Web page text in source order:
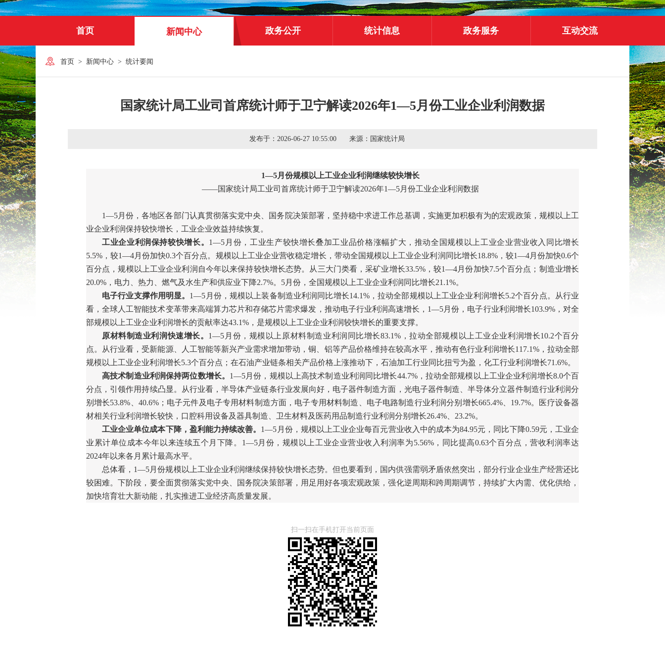
首页 新闻中心 政务公开 统计信息 政务服务 互动交流
首页 > 新闻中心 > 统计要闻
国家统计局工业司首席统计师于卫宁解读2026年1—5月份工业企业利润数据
发布于： 2026-06-27 10:55:00 来源： 国家统计局
1—5月份规模以上工业企业利润继续较快增长
——国家统计局工业司首席统计师于卫宁解读2026年1—5月份工业企业利润数据
1—5月份，各地区各部门认真贯彻落实党中央、国务院决策部署，坚持稳中求进工作总基调，实施更加积极有为的宏观政策，规模以上工
业企业利润保持较快增长，工业企业效益持续恢复。
工业企业利润保持较快增长。 1—5 月份，工业生产较快增长叠加工业品价格涨幅扩大，推动全国规模以上工业企业营业收入同比增长
5.5% ，较1—4月份加快0.3个百分点。规模以上工业企业营收稳定增长，带动全国规模以上工业企业利润同比增长18.8%，较1—4月份加快0.6个
百分点，规模以上工业企业利润自今年以来保持较快增长态势。从三大门类看，采矿业增长33.5%，较1—4月份加快7.5个百分点；制造业增长
20.0% ，电力、热力、燃气及水生产和供应业下降2.7%。 5月份，全国规模以上工业企业利润同比增长21.1%。
电子行业支撑作用明显。 1—5 月份，规模以上装备制造业利润同比增长14.1%，拉动全部规模以上工业企业利润增长5.2个百分点。从行业
看，全球人工智能技术变革带来高端算力芯片和存储芯片需求爆发，推动电子行业利润高速增长， 1—5月份，电子行业利润增长103.9%，对全
部规模以上工业企业利润增长的贡献率达43.1% ，是规模以上工业企业利润较快增长的重要支撑。
原材料制造业利润快速增长。 1—5 月份，规模以上原材料制造业利润同比增长83.1%，拉动全部规模以上工业企业利润增长10.2个百分
点。从行业看，受新能源、人工智能等新兴产业需求增加带动，铜、铝等产品价格维持在较高水平，推动有色行业利润增长117.1%，拉动全部
规模以上工业企业利润增长5.3个百分点；在石油产业链条相关产品价格上涨推动下，石油加工行业同比扭亏为盈，化工行业利润增长71.6%。
高技术制造业利润保持两位数增长。 1—5月份，规模以上高技术制造业利润同比增长44.7%，拉动全部规模以上工业企业利润增长8.0个百
分点，引领作用持续凸显。从行业看，半导体产业链条行业发展向好，电子器件制造方面，光电子器件制造、半导体分立器件制造行业利润分
别增长53.8% 40.6%；电子元件及电子专用材料制造方面，电子专用材料制造、电子电路制造行业利润分别增长665.4%、 19.7%。医疗设备器
材相关行业利润增长较快，口腔科用设备及器具制造、卫生材料及医药用品制造行业利润分别增长26.4% 23.2%。
工业企业单位成本下降，盈利能力持续改善。 1—5 月份，规模以上工业企业每百元营业收入中的成本为84.95元，同比下降0.59元，工业企
业累计单位成本今年以来连续五个月下降。 1—5月份，规模以上工业企业营业收入利润率为5.56%，同比提高0.63个百分点，营收利润率达
2024年以来各月累计最高水平。
总体看， 1—5月份规模以上工业企业利润继续保持较快增长态势。但也要看到，国内供强需弱矛盾依然突出，部分行业企业生产经营还比
较困难。下阶段，要全面贯彻落实党中央、国务院决策部署，用足用好各项宏观政策，强化逆周期和跨周期调节，持续扩大内需、优化供给，
加快培育壮大新动能，扎实推进工业经济高质量发展。
扫一扫在手机打开当前页面